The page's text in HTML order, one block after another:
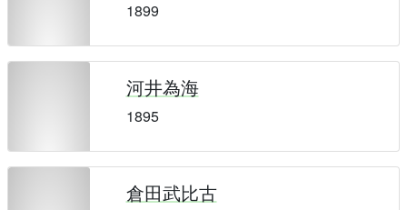
1899
河井為海
1895
倉田武比古